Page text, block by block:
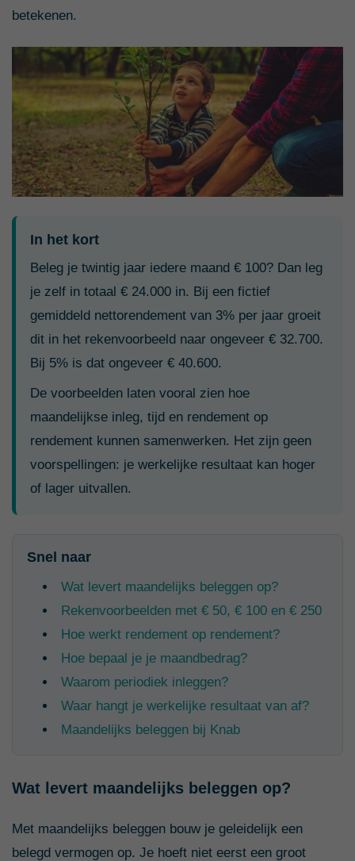
betekenen.
In het kort
Beleg je twintig jaar iedere maand € 100? Dan leg
je zelf in totaal € 24.000 in. Bij een fictief
gemiddeld nettorendement van 3% per jaar groeit
dit in het rekenvoorbeeld naar ongeveer € 32.700.
Bij 5% is dat ongeveer € 40.600.
De voorbeelden laten vooral zien hoe
maandelijkse inleg, tijd en rendement op
rendement kunnen samenwerken. Het zijn geen
voorspellingen: je werkelijke resultaat kan hoger
of lager uitvallen.
Snel naar
Wat levert maandelijks beleggen op?
Rekenvoorbeelden met € 50, € 100 en € 250
Hoe werkt rendement op rendement?
Hoe bepaal je je maandbedrag?
Waarom periodiek inleggen?
Waar hangt je werkelijke resultaat van af?
Maandelijks beleggen bij Knab
Wat levert maandelijks beleggen op?
Met maandelijks beleggen bouw je geleidelijk een
belegd vermogen op. Je hoeft niet eerst een groot